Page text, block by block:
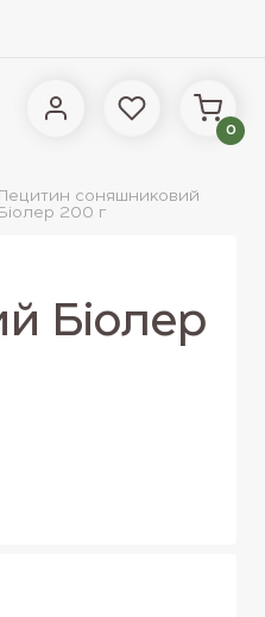
0
соняшниковий
Біолер 200 г
Біолер